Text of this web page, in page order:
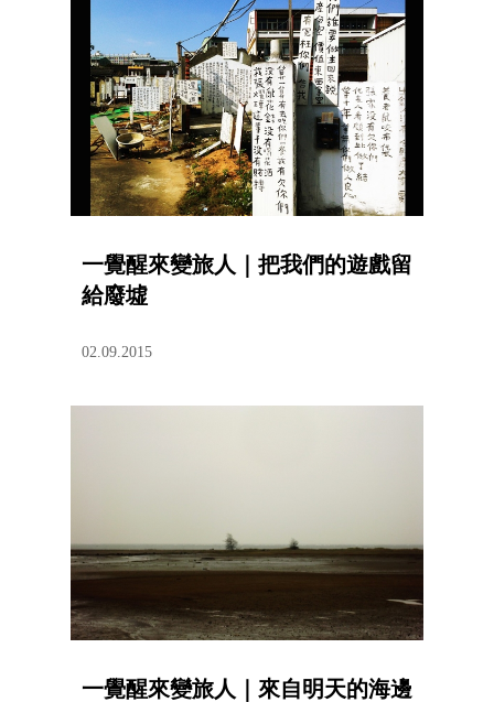
一覺醒來變旅人｜把我們的遊戲留
給廢墟
02.09.2015
一覺醒來變旅人｜來自明天的海邊